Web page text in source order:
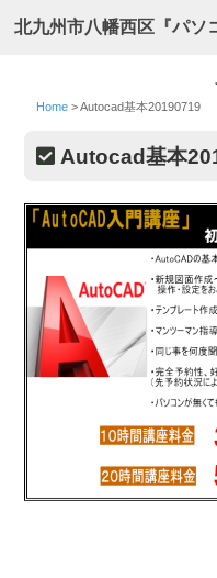
北九州市八幡西区『パソ
Home >Autocad基本20190719
Autocad基本